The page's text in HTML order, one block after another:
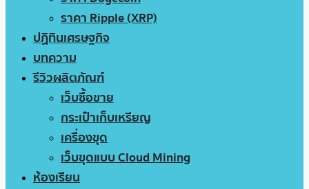
ราคา Ripple (XRP)
ปฏิทินเศรษฐกิจ
บทความ
รีวิวผลิตภัณฑ์
เว็บซื้อขาย
กระเป๋าเก็บเหรียญ
เครื่องขุด
เว็บขุดแบบ Cloud Mining
ห้องเรียน